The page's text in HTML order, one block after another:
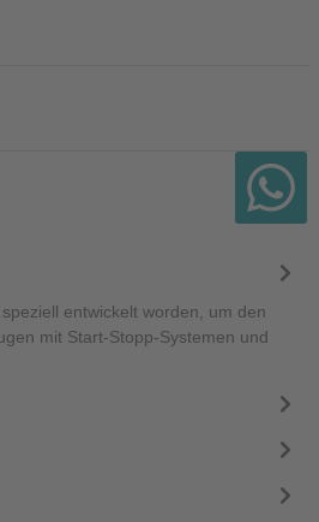
entwickelt worden, um den
mit Start-Stopp-Systemen und